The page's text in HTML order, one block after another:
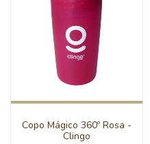
Copo Mágico 360º Rosa -
Clingo